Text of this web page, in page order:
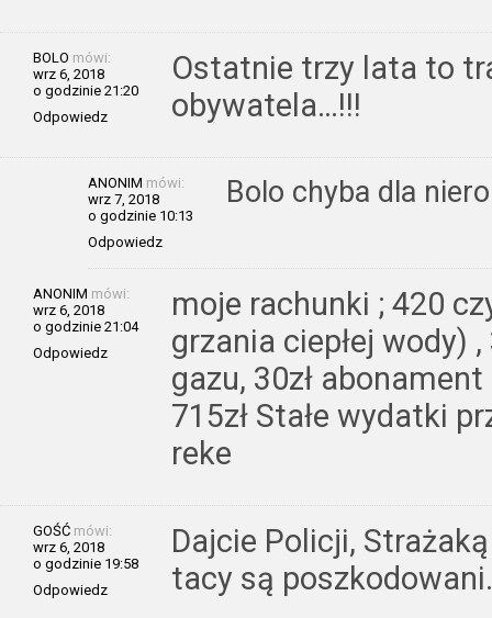
BOLO mówi:
wrz 6, 2018
o godzinie 21:20
Odpowiedz
Ostatnie trzy lata to
obywatela…!!!
ANONIM mówi:
wrz 7, 2018
o godzinie 10:13
Odpowiedz
Bolo chyba dla
ANONIM mówi:
wrz 6, 2018
o godzinie 21:04
Odpowiedz
moje rachunki ; 420
grzania ciepłej wody)
gazu, 30zł
715zł Stałe wydatki
reke
GOŚĆ mówi:
wrz 6, 2018
o godzinie 19:58
Odpowiedz
Dajcie Policji,
tacy są poszkodowani.